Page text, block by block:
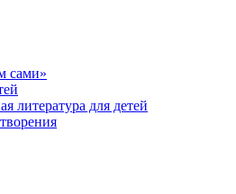
сами»
литература для детей